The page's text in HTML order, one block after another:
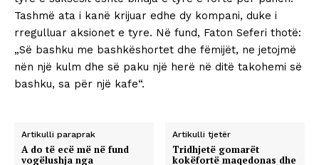
Tashmë ata i kanë krijuar edhe dy kompani, duke i
rregulluar aksionet e tyre. Në fund, Faton Seferi thotë:
„Së bashku me bashkëshortet dhe fëmijët, ne jetojmë
nën një kulm dhe së paku një herë në ditë takohemi së
bashku, sa për një kafe“.
Artikulli paraprak
A do të ecë më në fund
vogëlushja nga
Artikulli tjetër
Tridhjetë gomarët
kokëfortë maqedonas dhe